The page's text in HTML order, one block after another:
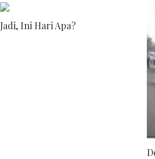
Jadi, Ini Hari Apa?